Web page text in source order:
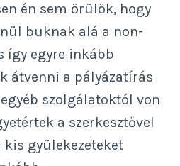
én sem örülök, hogy
buknak alá a non-
így egyre inkább
átvenni a pályázatírás
szolgálatoktól von
a szerkesztővel
kis gyülekezeteket